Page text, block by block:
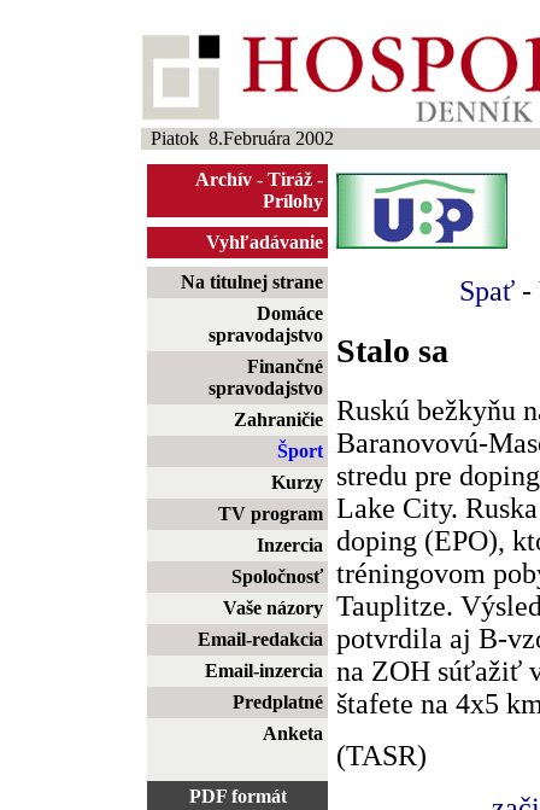
Piatok 8.Februára 2002
Archív - Tiráž -
Prílohy
Vyhľadávanie
Na titulnej strane
Domáce
spravodajstvo
Finančné
spravodajstvo
Zahraničie
Šport
Kurzy
TV program
Inzercia
Spoločnosť
Vaše názory
Email-redakcia
Email-inzercia
Predplatné
Anketa
PDF formát
Spať -
Stalo sa
Ruskú bežkyňu
Baranovovú-
stredu pre
Lake City.
doping (EPO),
tréningovom
Tauplitze.
potvrdila aj B-
na ZOH súťažiť
štafete na 4x5
(TASR)